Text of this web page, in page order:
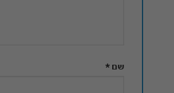
שם *